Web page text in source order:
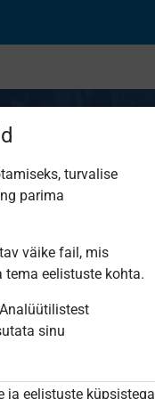
turvalise
parima
väike fail, mis
eelistuste kohta.
sinu
ja eelistuste küpsistega